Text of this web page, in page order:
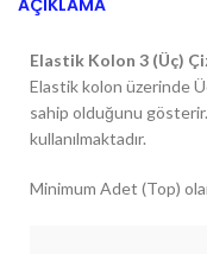
AÇIKLAMA
Elastik Kolon 3 (Üç)
Elastik kolon üzerinde
sahip olduğunu
kullanılmaktadır.
Minimum Adet (Top)